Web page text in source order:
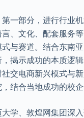
一部分，进行行业
、文化、配套服务
与赛道。结合东南
揭示成功的本质逻
交电商新兴模式与
结合当地成功的校
学、敦煌网集团深